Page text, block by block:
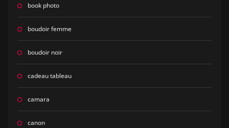
book photo
boudoir femme
boudoir noir
cadeau tableau
camara
canon